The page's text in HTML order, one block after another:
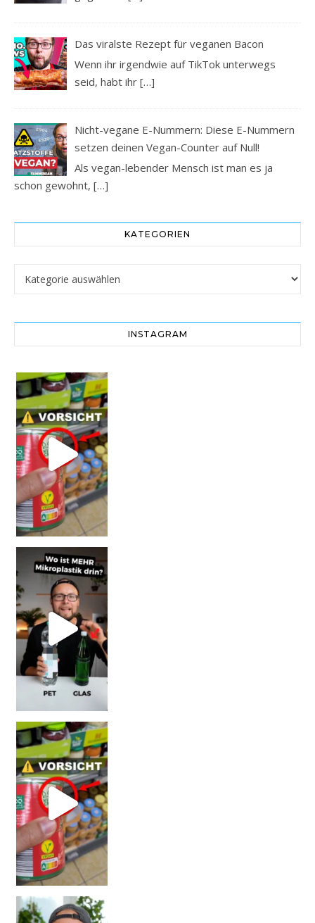
Das viralste Rezept für veganen Bacon
Wenn ihr irgendwie auf TikTok unterwegs
seid, habt ihr[…]
Nicht-vegane E-Nummern: Diese E-Nummern
setzen deinen Vegan-Counter auf Null!
Als vegan-lebender Mensch ist man es ja
schon gewohnt, […]
KATEGORIEN
INSTAGRAM
Vorsicht! Eine Dell
SCHOCK-STUDIE: Mehr Mikroplastik in Glasflaschen
Vorsicht! Eine Dell
Erb